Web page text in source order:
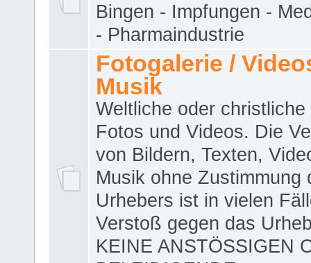
Bingen - Impfungen -
- Pharmaindustrie
Fotogalerie /
Musik
Weltliche oder christliche
Fotos und Videos. Die
von Bildern, Texten,
Musik ohne Zustimmung
Urhebers ist in vielen
Verstoß gegen das
KEINE ANSTÖSSIGEN